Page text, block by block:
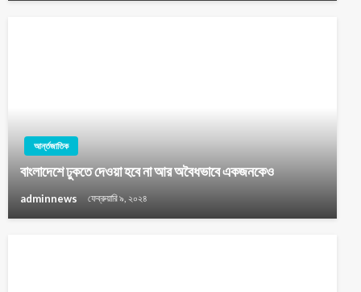
আর্ন্তজাতিক
বাংলাদেশে ঢুকতে দেওয়া হবে না আর অবৈধভাবে একজনকেও
adminnews ফেব্রুয়ারি ৯, ২০২৪